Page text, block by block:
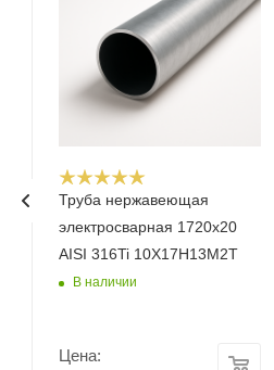
Труба нержавеющая
электросварная 1720х20
AISI 316Ti 10Х17Н13М2Т
В наличии
Цена: